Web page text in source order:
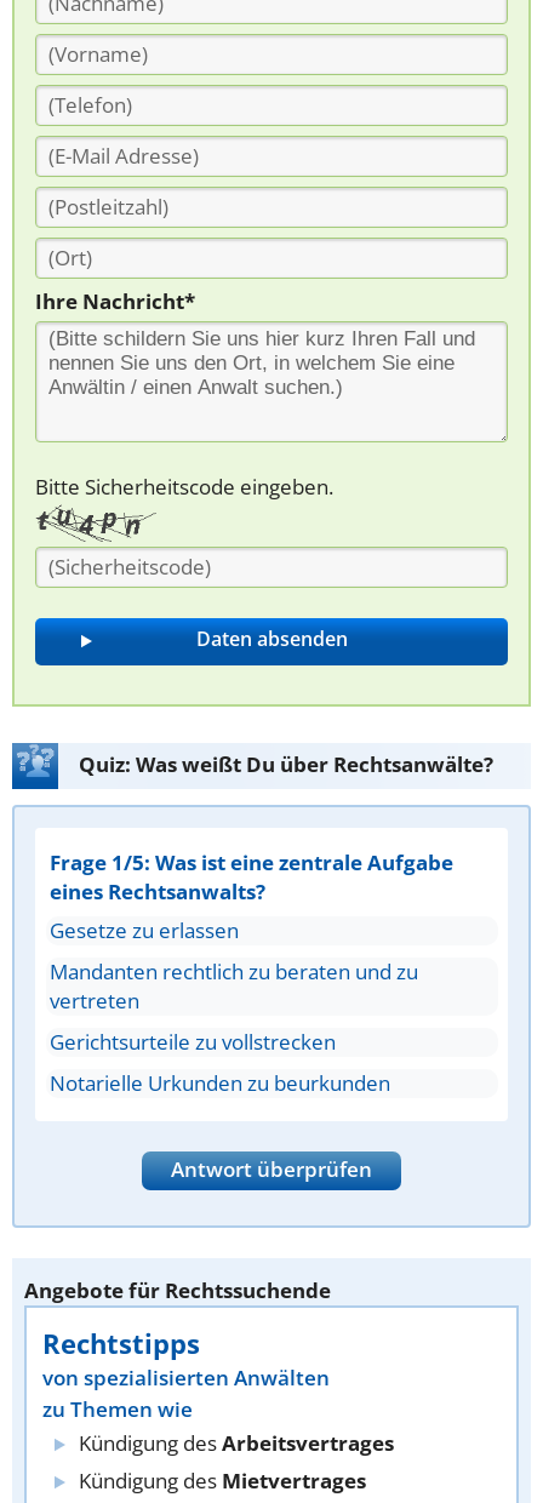
Ihre Nachricht*
Bitte Sicherheitscode eingeben.
Quiz: Was weißt Du über Rechtsanwälte?
Frage 1/5: Was ist eine zentrale Aufgabe
eines Rechtsanwalts?
Gesetze zu erlassen
Mandanten rechtlich zu beraten und zu
vertreten
Gerichtsurteile zu vollstrecken
Notarielle Urkunden zu beurkunden
Antwort überprüfen
Angebote für Rechtssuchende
Rechtstipps
von spezialisierten Anwälten
zu Themen wie
Kündigung desArbeitsvertrages
Kündigung des Mietvertrages